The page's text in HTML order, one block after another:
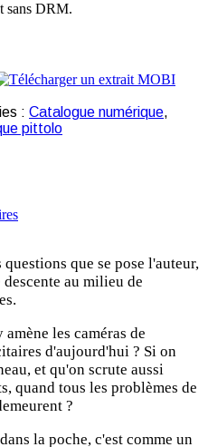
sans DRM.
: Catalogue numérique,
pittolo
que se pose l'auteur,
au milieu de
les caméras de
d'aujourd'hui ? Si on
et qu'on scrute aussi
quand tous les problèmes de
?
la poche, c'est comme un